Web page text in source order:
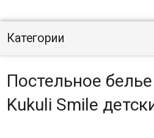
Категории
Постельное
Kukuli Smile